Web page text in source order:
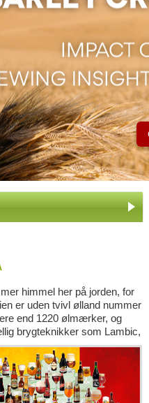
himmel her på jorden, for
er uden tvivl ølland nummer
end 1220 ølmærker, og
brygteknikker som Lambic,